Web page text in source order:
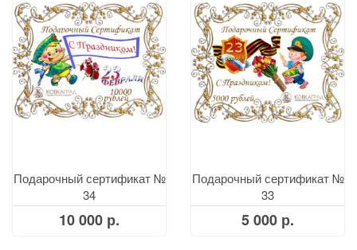
Подарочный сертификат №
34
10 000 р.
Подарочный сертификат №
33
5 000 р.